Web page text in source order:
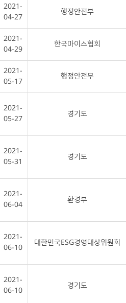
2021-
04-27
행정안전부
2021-
04-29
한국마이스협회
2021-
05-17
행정안전부
2021-
05-27
경기도
2021-
05-31
경기도
2021-
06-04
환경부
2021-
06-10
대한민국ESG경영대상위원회
2021-
06-10
경기도